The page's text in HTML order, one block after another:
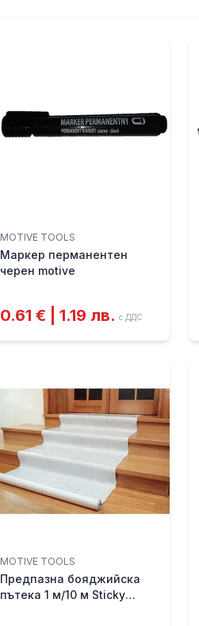
MOTIVE TOOLS
Маркер перманентен
черен motive
0.61 € | 1.19 лв. с ДДС
MOTIVE TOOLS
Предпазна бояджийска
пътека 1 м/10 м Sticky